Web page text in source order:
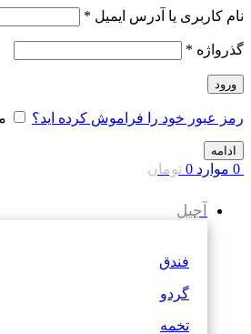
نام کاربری یا آدرس ایمیل *
گذرواژه *
ورود
رمز عبور خود را فراموش کرده اید؟
ادامه
0 موارد 0 تومان
آجیل
فندق
گردو
تخمه